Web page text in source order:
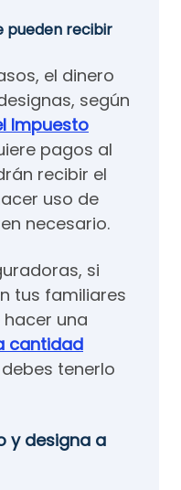
pueden recibir
el dinero
según
Impuesto
pagos al
recibir el
uso de
necesario.
si
tus familiares
una
cantidad
tenerlo
y designa a